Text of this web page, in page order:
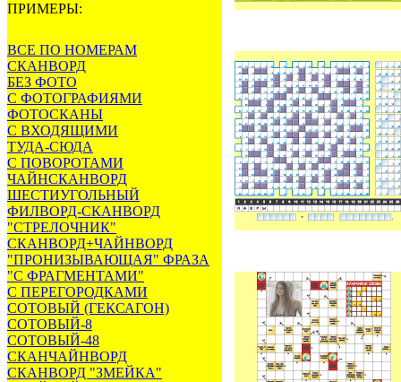
ПРИМЕРЫ:
ВСЕ ПО НОМЕРАМ
СКАНВОРД
БЕЗ ФОТО
С ФОТОГРАФИЯМИ
ФОТОСКАНЫ
С ВХОДЯЩИМИ
ТУДА-СЮДА
С ПОВОРОТАМИ
ЧАЙНСКАНВОРД
ШЕСТИУГОЛЬНЫЙ
ФИЛВОРД-СКАНВОРД
"СТРЕЛОЧНИК"
СКАНВОРД+ЧАЙНВОРД
"ПРОНИЗЫВАЮЩАЯ" ФРАЗА
"С ФРАГМЕНТАМИ"
С ПЕРЕГОРОДКАМИ
СОТОВЫЙ (ГЕКСАГОН)
СОТОВЫЙ-8
СОТОВЫЙ-48
СКАНЧАЙНВОРД
СКАНВОРД "ЗМЕЙКА"